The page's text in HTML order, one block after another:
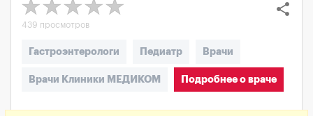
share
439 просмотров
Гастроэнтерологи Педиатр Врачи
Врачи Клиники МЕДИКОМ Подробнее о враче